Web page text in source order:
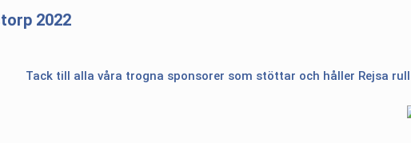
2022
Tack till alla våra trogna sponsorer som stöttar och håller Rejsa